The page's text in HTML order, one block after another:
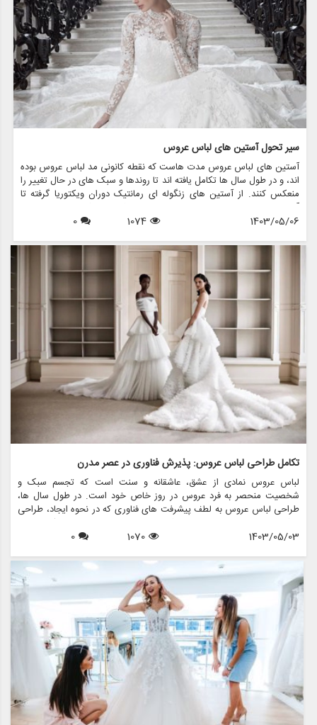
سیر تحول آستین های لباس عروس
آستین های لباس عروس مدت هاست که نقطه کانونی مد لباس عروس بوده
اند، و در طول سال ها تکامل یافته اند تا روندها و سبک های در حال تغییر را
منعکس کنند. از آستین های زنگوله ای رمانتیک دوران ویکتوریا گرفته تا
آستین های زیبای اسقف امروزی، هر طرحی جذابیت و شخصیت منحصر به
فرد خود را دارد. در این مقاله، به بررسی تحولات شگفت انگیز آستین های
پیشرو عروس، چگونه این عناصر جاودانه را در مجموعه نفیس لباس عروس
1403/05/06
1074
0
تکامل طراحی لباس عروس: پذیرش فناوری در عصر مدرن
لباس عروس نمادی از عشق، عاشقانه و سنت است که تجسم سبک و
شخصیت منحصر به فرد عروس در روز خاص خود است. در طول سال ها،
طراحی لباس عروس به لطف پیشرفت های فناوری که در نحوه ایجاد، طراحی
و شخصی سازی لباس ها متحول شده است، به طور قابل توجهی تکامل یافته
است. در این مقاله، نقش تکنولوژی در طراحی لباس عروس مدرن را بررسی
چگونه از تکنولوژی استفاده می کند تا تجربه ای یکپارچه و نوآورانه را برای
عروس هایی که به دنبال لباس رویایی خود هستند، ارائه دهد.
1403/05/03
1070
0